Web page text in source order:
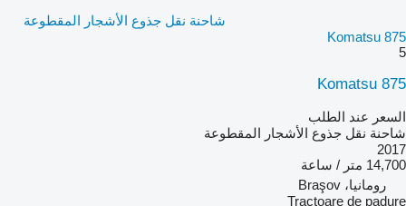
شاحنة نقل جذوع الأشجار المقطوعة
Komatsu 875
5
Komatsu 875
السعر عند الطلب
شاحنة نقل جذوع الأشجار المقطوعة
2017
14,700 متر / ساعة
رومانيا، Braşov
Tractoare de padure